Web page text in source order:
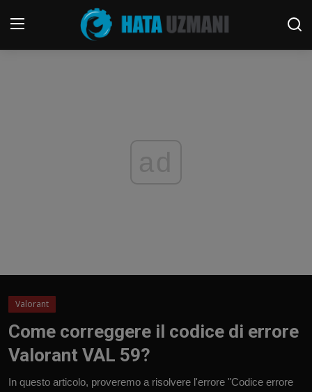
FORUM
Valorant
Come correggere il codice di errore
Valorant VAL 59?
In questo articolo, proveremo a risolvere l'errore "Codice errore